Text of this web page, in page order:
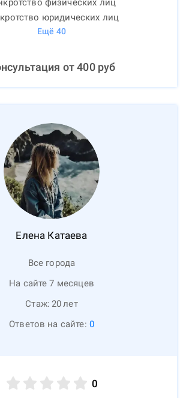
физических лиц
юридических лиц
Ещё 40
от400руб
Елена Катаева
Все города
На сайте 7 месяцев
Стаж: 20лет
Ответов на сайте: 0
0